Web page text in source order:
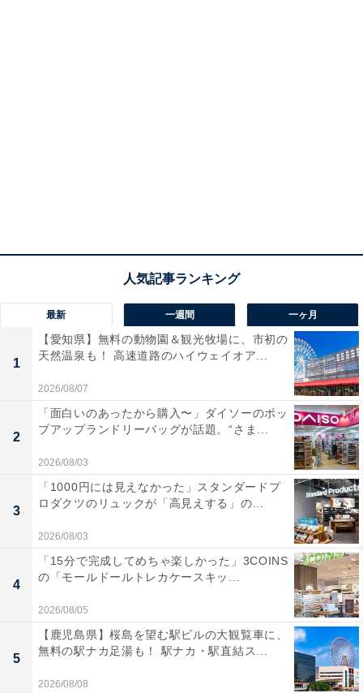
最新 一週間 一ヶ月
1
【愛知県】無料の動物園＆観光牧場に、市初の
天然温泉も！ 高速道路のハイウェイオア...
2026/08/07
2
「面白いのあったから購入〜」ダイソーのポッ
プアップランドリーバッグが話題。“さま...
2026/08/03
3
「1000円には見えなかった」スタンダードプ
ロダクツのリュックが「高見えする」の...
2026/08/03
4
「15分で完成してめちゃ楽しかった」3COINS
の「モールドールトレカケースキッ...
2026/08/05
5
【鹿児島県】桜島を望む駅ビルの大観覧車に、
無料の駅ナカ足湯も！ 駅ナカ・駅直結ス...
2026/08/08